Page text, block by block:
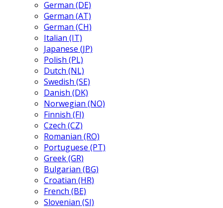
German (DE)
German (AT)
German (CH)
Italian (IT)
Japanese (JP)
Polish (PL)
Dutch (NL)
Swedish (SE)
Danish (DK)
Norwegian (NO)
Finnish (FI)
Czech (CZ)
Romanian (RO)
Portuguese (PT)
Greek (GR)
Bulgarian (BG)
Croatian (HR)
French (BE)
Slovenian (SI)